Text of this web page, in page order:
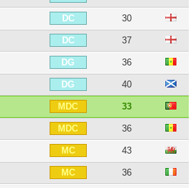
DC 30
DC 37
DG 36
DG 40
MDC 33
MDC 36
MC 43
MC 36